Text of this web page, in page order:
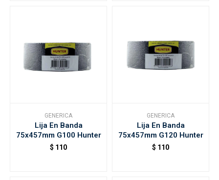
GENERICA
Lija En Banda
75x457mm G100 Hunter
$ 110
GENERICA
Lija En Banda
75x457mm G120 Hunter
$ 110